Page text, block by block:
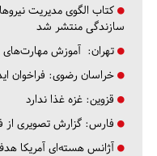
کتاب الگوی مدیریت
سازندگی منتشر شد
تهران: آموزش مهارت‌های
خراسان رضوی: فراخوان
قزوین: غزه غذا ندارد
فارس: گزارش تصویری از
آژانس هسته‌ای آمریکا